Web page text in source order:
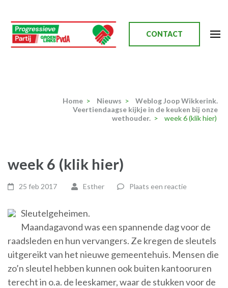
naar
inhoud
(Druk
CONTACT
Home > Nieuws >
Weblog Joop Wikkerink.
Veertiendaagse kijkje in de keuken bij onze
wethouder. > week 6 (klik hier)
week 6 (klik hier)
25 feb 2017 Esther Plaats een reactie
Sleutelgeheimen.
Maandagavond was een spannende dag voor de
raadsleden en hun vervangers. Ze kregen de sleutels
uitgereikt van het nieuwe gemeentehuis. Mensen die
zo’n sleutel hebben kunnen ook buiten kantooruren
terecht in o.a. de leeskamer, waar de stukken voor de